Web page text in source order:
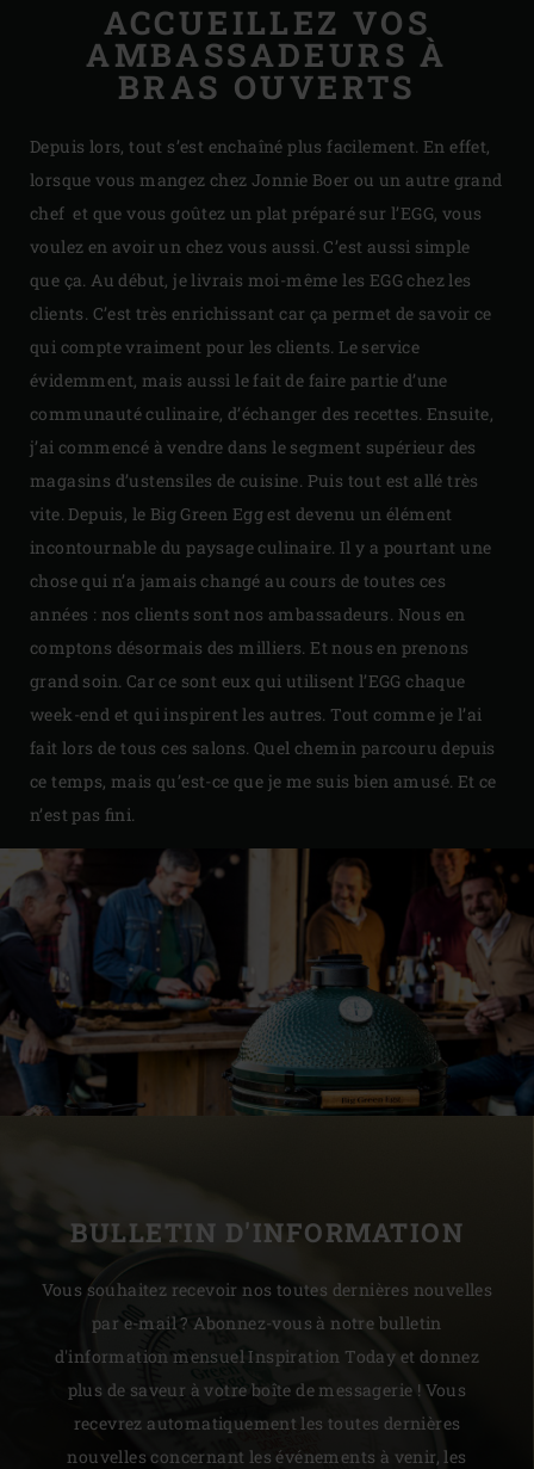
ACCUEILLEZ VOS
AMBASSADEURS À
BRAS OUVERTS
Depuis lors, tout s’est enchaîné plus facilement. En effet,
lorsque vous mangez chez Jonnie Boer ou un autre grand
chef et que vous goûtez un plat préparé sur l’EGG, vous
voulez en avoir un chez vous aussi. C’est aussi simple
que ça. Au début, je livrais moi-même les EGG chez les
clients. C’est très enrichissant car ça permet de savoir ce
qui compte vraiment pour les clients. Le service
évidemment, mais aussi le fait de faire partie d’une
communauté culinaire, d’échanger des recettes. Ensuite,
j’ai commencé à vendre dans le segment supérieur des
magasins d’ustensiles de cuisine. Puis tout est allé très
vite. Depuis, le Big Green Egg est devenu un élément
incontournable du paysage culinaire. Il y a pourtant une
chose qui n’a jamais changé au cours de toutes ces
années : nos clients sont nos ambassadeurs. Nous en
comptons désormais des milliers. Et nous en prenons
grand soin. Car ce sont eux qui utilisent l’EGG chaque
week-end et qui inspirent les autres. Tout comme je l’ai
fait lors de tous ces salons. Quel chemin parcouru depuis
ce temps, mais qu’est-ce que je me suis bien amusé. Et ce
n’est pas fini.
BULLETIN D'INFORMATION
Vous souhaitez recevoir nos toutes dernières nouvelles
par e-mail ? Abonnez-vous à notre bulletin
d'information mensuel Inspiration Today et donnez
plus de saveur à votre boîte de messagerie ! Vous
recevrez automatiquement les toutes dernières
nouvelles concernant les événements à venir, les